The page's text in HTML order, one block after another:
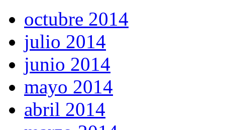
octubre 2014
julio 2014
junio 2014
mayo 2014
abril 2014